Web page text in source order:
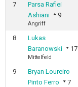
7
Parsa Rafiei
Ashiani
9
Angriff
8
Lukas
Baranowski
17
Mittelfeld
9
Bryan Loureiro
Pinto Ferro
7